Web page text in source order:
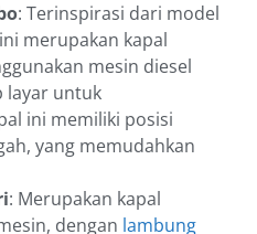
: Terinspirasi dari model
merupakan kapal
mesin diesel
layar untuk
ini memiliki posisi
yang memudahkan
: Merupakan kapal
dengan lambung